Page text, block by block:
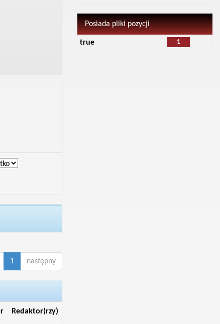
1 następny
Redaktor(rzy)
Posiada pliki pozycji
1
true